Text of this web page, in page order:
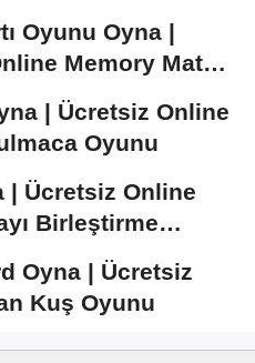
Oyunu Oyna |
Memory Match
| Ücretsiz Online
Oyunu
| Ücretsiz Online
Birleştirme
Oyna | Ücretsiz
Kuş Oyunu